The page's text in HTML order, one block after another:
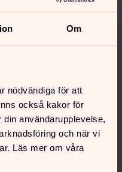
Om
nödvändiga för att
också kakor för
användarupplevelse,
och när vi
Läs mer om våra
på sidans